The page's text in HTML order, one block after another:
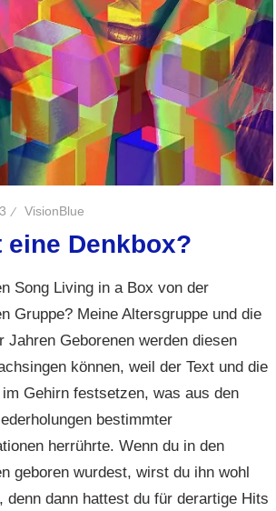
VisionBlue
eine Denkbox?
Song Living in a Box von der
Gruppe? Meine Altersgruppe und die
Jahren Geborenen werden diesen
können, weil der Text und die
Gehirn festsetzen, was aus den
bestimmter
herrührte. Wenn du in den
geboren wurdest, wirst du ihn wohl
denn dann hattest du für derartige Hits